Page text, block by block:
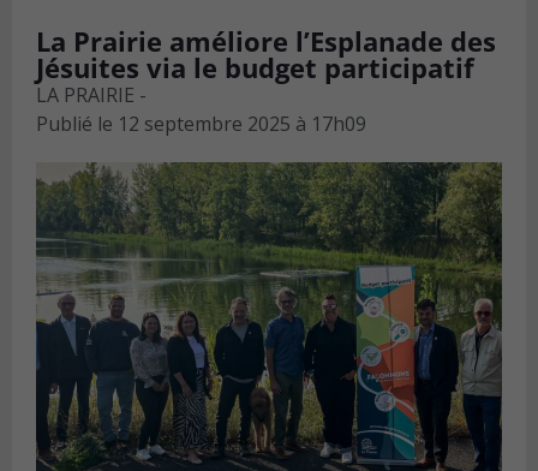
La Prairie améliore l’Esplanade des
Jésuites via le budget participatif
LA PRAIRIE -
Publié le 12 septembre 2025 à 17h09